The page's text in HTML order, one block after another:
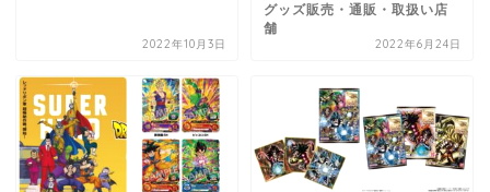
2022年10月3日
グッズ販売・通販・取扱い店
舗
2022年6月24日